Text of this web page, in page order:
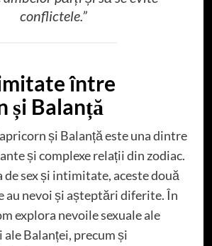
conflictele.”
între
și Balanță
și Balanță este una dintre
și complexe relații din zodiac.
de sex și intimitate, aceste două
au nevoi și așteptări diferite. În
explora nevoile sexuale ale
Balanței, precum și